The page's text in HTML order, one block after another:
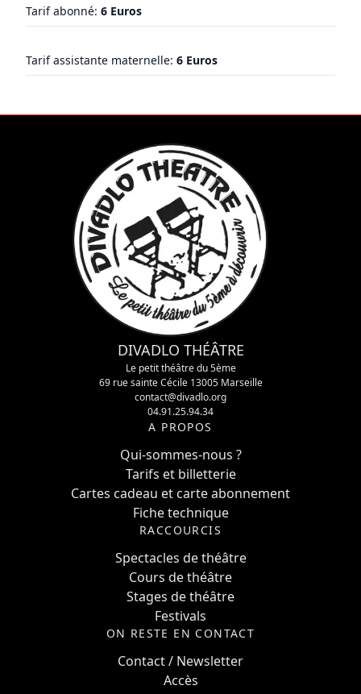
Tarif abonné: 6 Euros
Tarif assistante maternelle: 6 Euros
DIVADLO THÉÂTRE
Le petit théâtre du 5ème
69 rue sainte Cécile 13005 Marseille
contact@divadlo.org
04.91.25.94.34
A PROPOS
Qui-sommes-nous ?
Tarifs et billetterie
Cartes cadeau et carte abonnement
Fiche technique
RACCOURCIS
Spectacles de théâtre
Cours de théâtre
Stages de théâtre
Festivals
ON RESTE EN CONTACT
Contact / Newsletter
Accès